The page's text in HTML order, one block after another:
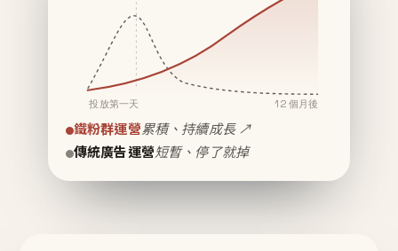
投放第一天 12 個月後
鐵粉群運營累積、持續成長 ↗
傳統廣告運營短暫、停了就掉